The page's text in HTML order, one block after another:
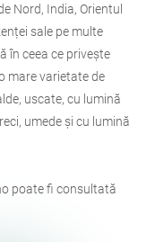
Nord, India, Orientul
sale pe multe
în ceea ce privește
mare varietate de
uscate, cu lumină
umede și cu lumină
poate fi consultată